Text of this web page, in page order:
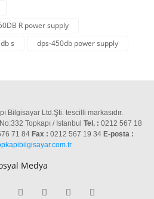
R power supply
s
dps-450db power supply
Bilgisayar Ltd.Şti. tescilli markasıdır.
Topkapı / Istanbul Tel. : 0212 567 18
71 84 Fax : 0212 567 19 34 E-posta :
Medya